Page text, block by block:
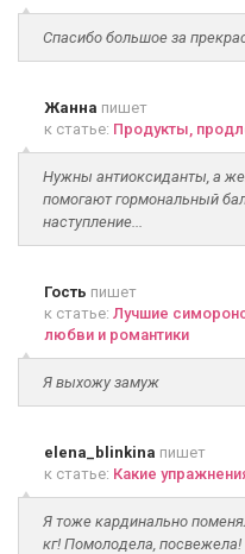
Спасибо большое за
Жанна пишет
к статье: Продукты,
Нужны антиоксиданты, а
помогают гормональный
наступление...
Гость пишет
к статье: Лучшие
любви и романтики
Я выхожу замуж
elena_blinkina пишет
к статье: Какие
Я тоже кардинально
кг! Помолодела,